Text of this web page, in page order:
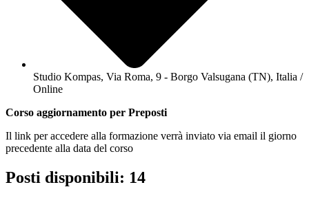
Studio Kompas, Via Roma, 9 - Borgo Valsugana (TN), Italia /
Online
Corso aggiornamento per Preposti
Il link per accedere alla formazione verrà inviato via email il giorno
precedente alla data del corso
Posti disponibili: 14